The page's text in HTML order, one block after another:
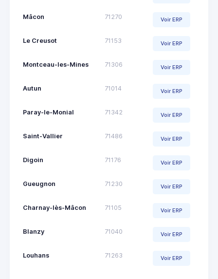
Mâcon 71270 Voir ERP
Le Creusot 71153 Voir ERP
Montceau-les-Mines 71306 Voir ERP
Autun 71014 Voir ERP
Paray-le-Monial 71342 Voir ERP
Saint-Vallier 71486 Voir ERP
Digoin 71176 Voir ERP
Gueugnon 71230 Voir ERP
Charnay-lès-Mâcon 71105 Voir ERP
Blanzy 71040 Voir ERP
Louhans 71263 Voir ERP